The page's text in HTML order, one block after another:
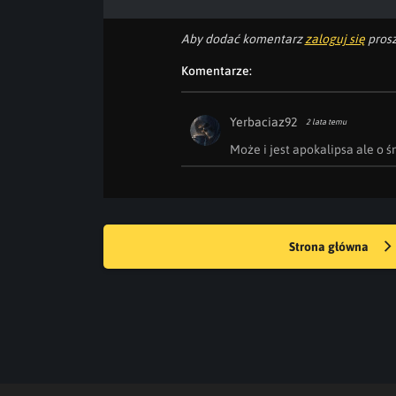
Aby dodać komentarzzaloguj się
Komentarze:
Yerbaciaz92 2 lata temu
Może i jest apokalipsa ale o
Strona główna